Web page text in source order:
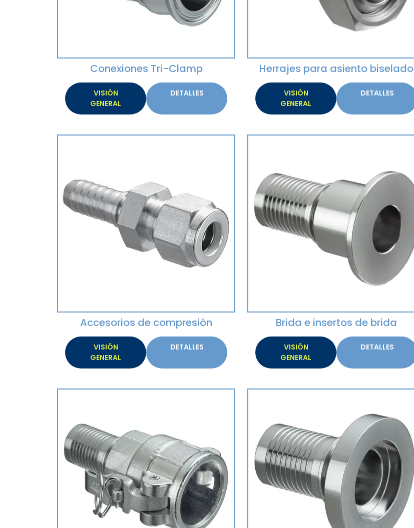
Conexiones Tri-Clamp
VISIÓN
GENERAL
DETALLES
Herrajes para asiento biselado
VISIÓN
GENERAL
DETALLES
Accesorios de compresión
VISIÓN
GENERAL
DETALLES
Brida e insertos de brida
VISIÓN
GENERAL
DETALLES